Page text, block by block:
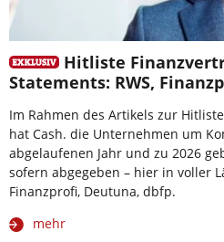
Hitliste
Statements: RWS,
Im Rahmen des Artikels zur
hat Cash. die Unternehmen um
abgelaufenen Jahr und zu 2026
sofern abgegeben – hier in voller
Finanzprofi, Deutuna, dbfp.
mehr